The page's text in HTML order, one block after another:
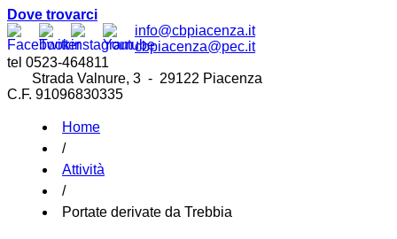
Dove trovarci
info@cbpiacenza.it
cbpiacenza@pec.it
tel 0523-464811
Strada Valnure, 3 - 29122 Piacenza
C.F. 91096830335
Home
/
Attività
/
Portate derivate da Trebbia